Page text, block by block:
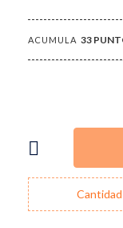
ACUMULA 33